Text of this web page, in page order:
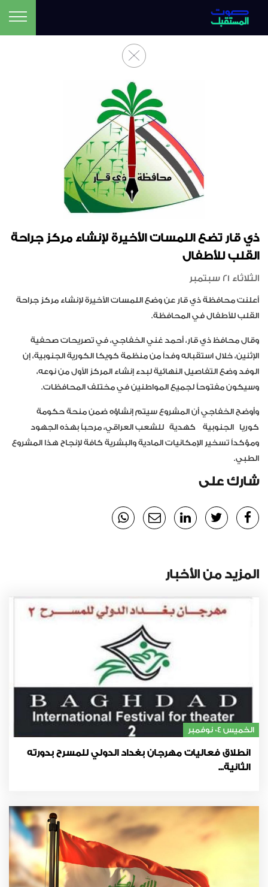
ذي قار تضع اللمسات الأخيرة لإنشاء مركز جراحة
القلب للأطفال
الثلاثاء 21 سبتمبر
أعلنت محافظة ذي قار عن وضع اللمسات الأخيرة لإنشاء مركز جراحة
القلب للأطفال في المحافظة.
وقال محافظ ذي قار، أحمد غني الخفاجي، في تصريحات صحفية
الإثنين، خلال استقباله وفداً من منظمة كويكا الكورية الجنوبية، إن
الوفد وضع التفاصيل النهائية لبدء إنشاء المركز الأول من نوعه،
وسيكون مفتوحاً لجميع المواطنين في مختلف المحافظات.
وأوضح الخفاجي أن المشروع سيتم إنشاؤه ضمن منحة حكومة
كوريا الجنوبية كهدية للشعب العراقي، مرحباً بهذه الجهود
ومؤكداً تسخير الإمكانيات المادية والبشرية كافة لإنجاح هذا المشروع
الطبي.
شارك على
المزيد من الأخبار
الخميس 04 نوفمبر
انطلاق فعاليات مهرجان بغداد الدولي للمسرح بدورته
الثانية...